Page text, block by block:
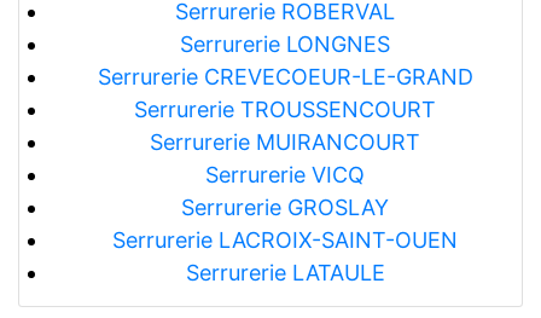
Serrurerie ROBERVAL
Serrurerie LONGNES
Serrurerie CREVECOEUR-LE-GRAND
Serrurerie TROUSSENCOURT
Serrurerie MUIRANCOURT
Serrurerie VICQ
Serrurerie GROSLAY
Serrurerie LACROIX-SAINT-OUEN
Serrurerie LATAULE